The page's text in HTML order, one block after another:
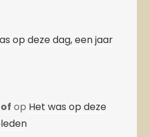
op deze dag, een jaar
op Het was op deze